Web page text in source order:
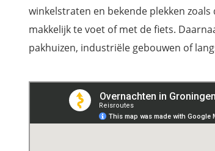
winkelstraten en bekende plekken
makkelijk te voet of met de fiets.
pakhuizen, industriële gebouwen of